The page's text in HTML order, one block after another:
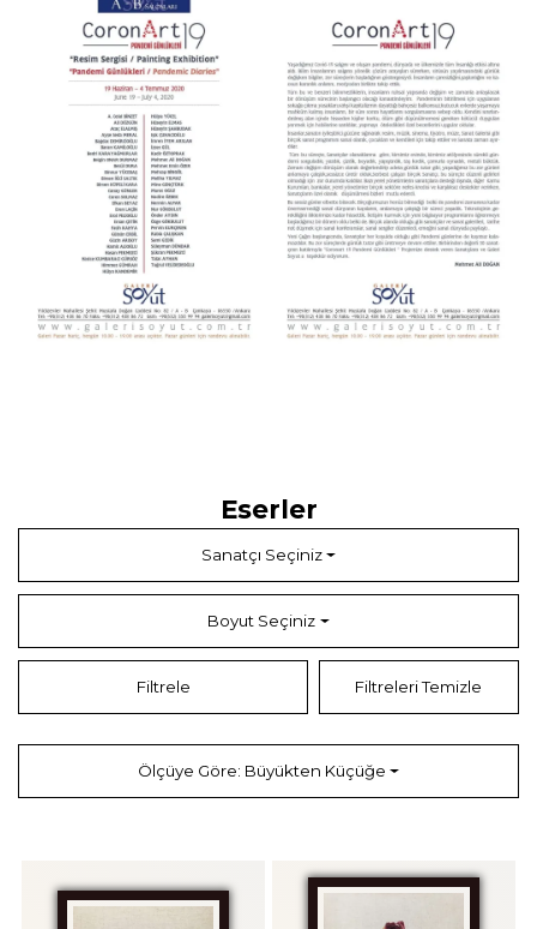
Eserler
Sanatçı Seçiniz
Boyut Seçiniz
Filtrele Filtreleri Temizle
Ölçüye Göre: Büyükten Küçüğe